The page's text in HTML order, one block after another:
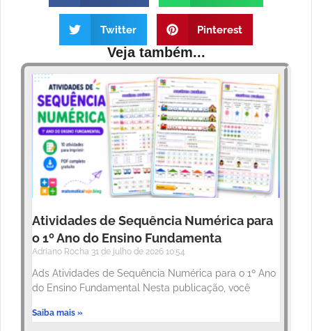
Twitter Pinterest
Veja também...
Atividades de Sequência Numérica para
o 1º Ano do Ensino Fundamenta
Adriano Rocha 31 de julho de 2026 10:54
Ads Atividades de Sequência Numérica para o 1º Ano
do Ensino Fundamental Nesta publicação, você
Saiba mais »